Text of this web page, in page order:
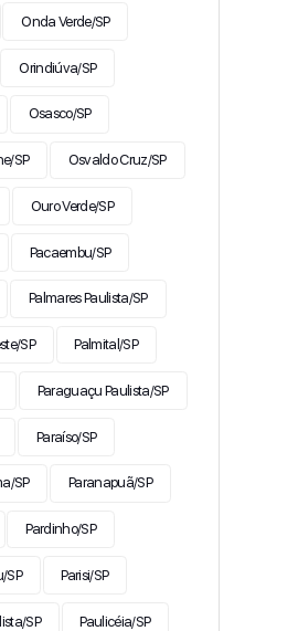
Onda Verde/SP
Orindiúva/SP
Osasco/SP
SP Osvaldo Cruz/SP
Ouro Verde/SP
Pacaembu/SP
Palmares Paulista/SP
SP Palmital/SP
Paraguaçu Paulista/SP
Paraíso/SP
SP Paranapuã/SP
Pardinho/SP
SP Parisi/SP
SP Paulicéia/SP